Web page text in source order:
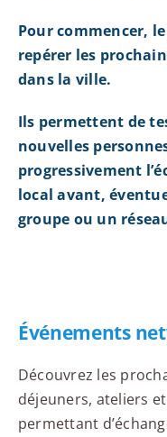
Pour commencer,
repérer les
dans la ville.
Ils permettent de
nouvelles
progressivement
local avant,
groupe ou un
Événements
Découvrez les
déjeuners, ateliers
permettant